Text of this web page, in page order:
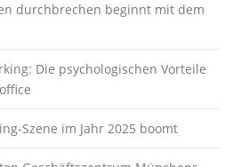
durchbrechen beginnt mit dem
Die psychologischen Vorteile
Szene im Jahr 2025 boomt